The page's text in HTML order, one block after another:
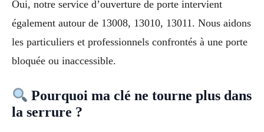
Oui, notre service d’ouverture de porte intervient
également autour de 13008, 13010, 13011. Nous aidons
les particuliers et professionnels confrontés à une porte
bloquée ou inaccessible.
Pourquoi ma clé ne tourne plus dans
la serrure ?